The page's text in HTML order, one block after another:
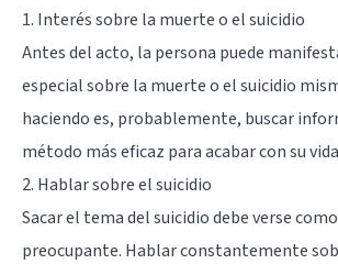
1. Interés sobre la muerte o el suicidio
Antes del acto, la persona puede
especial sobre la muerte o el suicidio
haciendo es, probablemente, buscar
método más eficaz para acabar con su
2. Hablar sobre el suicidio
Sacar el tema del suicidio debe verse
preocupante. Hablar constantemente